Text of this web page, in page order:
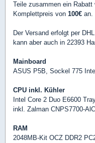
Teile zusammen ein Rabatt
Komplettpreis von 100€ an.
Der Versand erfolgt per
kann aber auch in 22393
Mainboard
ASUS P5B, Sockel 775
CPU inkl. Kühler
Intel Core 2 Duo E6600
inkl. Zalman CNPS7700-
RAM
2048MB-Kit OCZ DDR2